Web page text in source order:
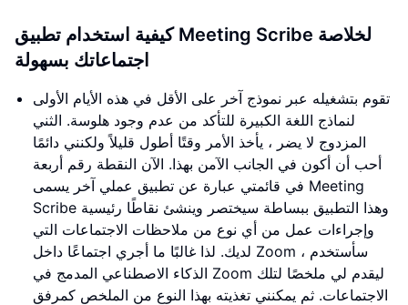
كيفية استخدام تطبيق Meeting Scribe لخلاصة
اجتماعاتك بسهولة
تقوم بتشغيله عبر نموذج آخر على الأقل في هذه الأيام الأولى
لنماذج اللغة الكبيرة للتأكد من عدم وجود هلوسة. الثني
المزدوج لا يضر ، يأخذ الأمر وقتًا أطول قليلاً ولكنني دائمًا
أحب أن أكون في الجانب الآمن بهذا. الآن النقطة رقم أربعة
في قائمتي عبارة عن تطبيق عملي آخر يسمى Meeting
Scribe وهذا التطبيق ببساطة سيختصر وينشئ نقاطًا رئيسية
وإجراءات عمل من أي نوع من ملاحظات الاجتماعات التي
لديك. لذا غالبًا ما أجري اجتماعًا داخل Zoom ، سأستخدم
الذكاء الاصطناعي المدمج في Zoom ليقدم لي ملخصًا لتلك
الاجتماعات. ثم يمكنني تغذيته بهذا النوع من الملخص كمرفق